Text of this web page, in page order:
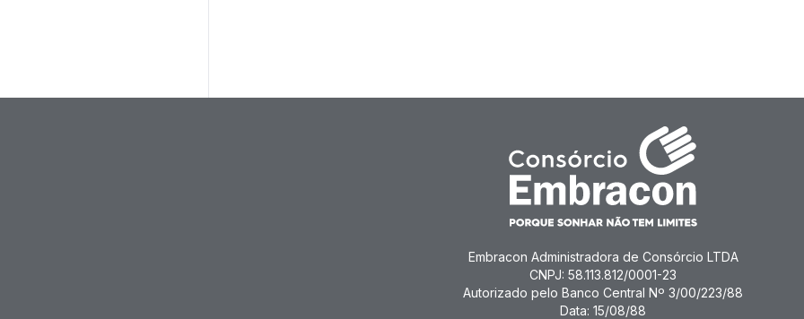
Embracon Administradora de Consórcio LTDA
CNPJ: 58.113.812/0001-23
Autorizado pelo Banco Central Nº 3/00/223/88
Data: 15/08/88